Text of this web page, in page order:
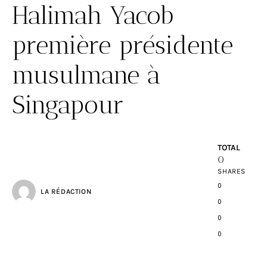
Halimah Yacob
première présidente
musulmane à
Singapour
LA RÉDACTION
TOTAL
0
SHARES
0
0
0
0